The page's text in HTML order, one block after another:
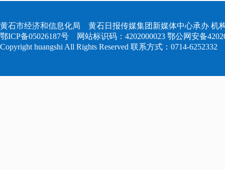
黄石市经济和信息化局 黄石日报传媒集团新媒体中心承办 机
鄂ICP备05026187号 网站标识码：4202000023 鄂公网安备
Copyright huangshi All Rights Reserved 联系方式：0714-6252332